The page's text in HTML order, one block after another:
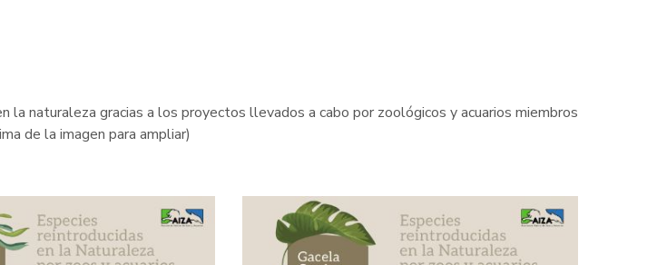
la naturaleza gracias a los proyectos llevados a cabo por zoológicos y acuarios miembros
de la imagen para ampliar)